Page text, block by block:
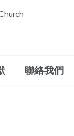
聯絡我們